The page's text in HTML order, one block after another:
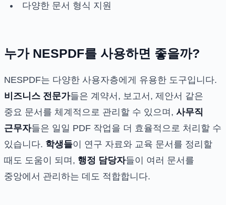
다양한 문서 형식 지원
누가 NESPDF를 사용하면 좋을까?
NESPDF는 다양한 사용자층에게 유용한 도구입니다.
비즈니스 전문가들은 계약서, 보고서, 제안서 같은
중요 문서를 체계적으로 관리할 수 있으며, 사무직
근무자들은 일일 PDF 작업을 더 효율적으로 처리할 수
있습니다. 학생들이 연구 자료와 교육 문서를 정리할
때도 도움이 되며, 행정 담당자들이 여러 문서를
중앙에서 관리하는 데도 적합합니다.